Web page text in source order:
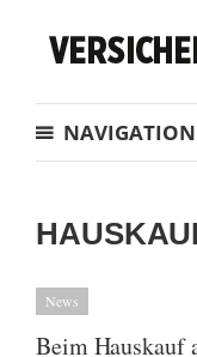
NAVIGATION
News
Beim Hauskauf